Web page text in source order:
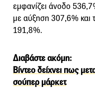
εμφανίζει άνοδο
με αύξηση 307,6% και
191,8%.
Διαβάστε ακόμη:
Βίντεο δείχνει πως
σούπερ μάρκετ